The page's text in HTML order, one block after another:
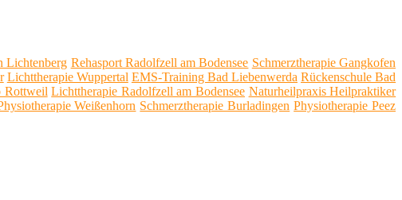
Lichtenberg Rehasport Radolfzell am Bodensee Schmerztherapie Gangkofen
Lichttherapie Wuppertal EMS-Training Bad Liebenwerda Rückenschule Bad
Rottweil Lichttherapie Radolfzell am Bodensee Naturheilpraxis Heilpraktiker
Weißenhorn Schmerztherapie Burladingen Physiotherapie Peez